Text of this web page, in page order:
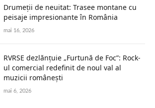
Drumeții de neuitat: Trasee montane cu
peisaje impresionante în România
mai 16, 2026
RVRSE dezlănțuie „Furtună de Foc”: Rock-
ul comercial redefinit de noul val al
muzicii românești
mai 6, 2026